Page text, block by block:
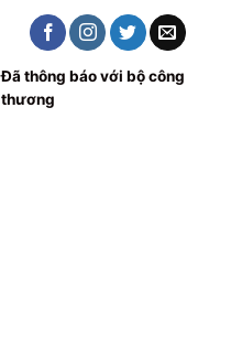
Đã thông báo với bộ công
thương